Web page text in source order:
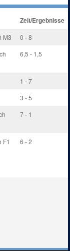
Zeit/Ergebnisse
M3
0 - 8
6,5 - 1,5
1 - 7
3 - 5
7 - 1
F1 6 - 2